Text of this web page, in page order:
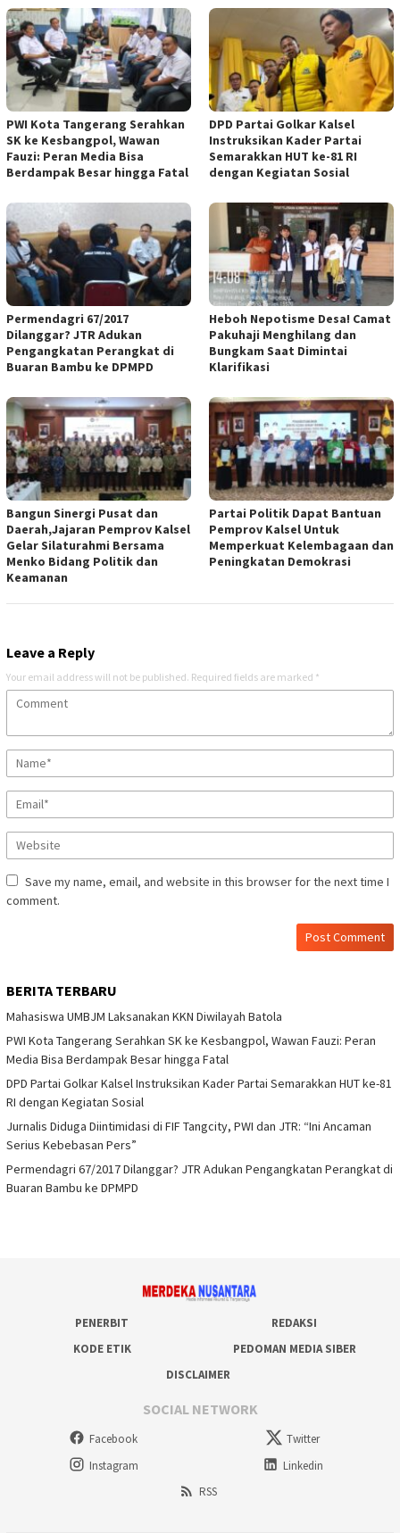
PWI Kota Tangerang Serahkan
SK ke Kesbangpol, Wawan
Fauzi: Peran Media Bisa
Berdampak Besar hingga Fatal
DPD Partai Golkar Kalsel
Instruksikan Kader Partai
Semarakkan HUT ke-81 RI
dengan Kegiatan Sosial
Permendagri 67/2017
Dilanggar? JTR Adukan
Pengangkatan Perangkat di
Buaran Bambu ke DPMPD
Heboh Nepotisme Desa! Camat
Pakuhaji Menghilang dan
Bungkam Saat Dimintai
Klarifikasi
Bangun Sinergi Pusat dan
Daerah,Jajaran Pemprov Kalsel
Gelar Silaturahmi Bersama
Menko Bidang Politik dan
Keamanan
Partai Politik Dapat Bantuan
Pemprov Kalsel Untuk
Memperkuat Kelembagaan dan
Peningkatan Demokrasi
Leave a Reply
Your email address will not be published. Required fields are marked *
Save my name, email, and website in this browser for the next time I
comment.
BERITA TERBARU
Mahasiswa UMBJM Laksanakan KKN Diwilayah Batola
PWI Kota Tangerang Serahkan SK ke Kesbangpol, Wawan Fauzi: Peran
Media Bisa Berdampak Besar hingga Fatal
DPD Partai Golkar Kalsel Instruksikan Kader Partai Semarakkan HUT ke-81
RI dengan Kegiatan Sosial
Jurnalis Diduga Diintimidasi di FIF Tangcity, PWI dan JTR: “Ini Ancaman
Serius Kebebasan Pers”
Permendagri 67/2017 Dilanggar? JTR Adukan Pengangkatan Perangkat di
Buaran Bambu ke DPMPD
PENERBIT
REDAKSI
KODE ETIK
PEDOMAN MEDIA SIBER
DISCLAIMER
SOCIAL NETWORK
Facebook
Twitter
Instagram
Linkedin
RSS